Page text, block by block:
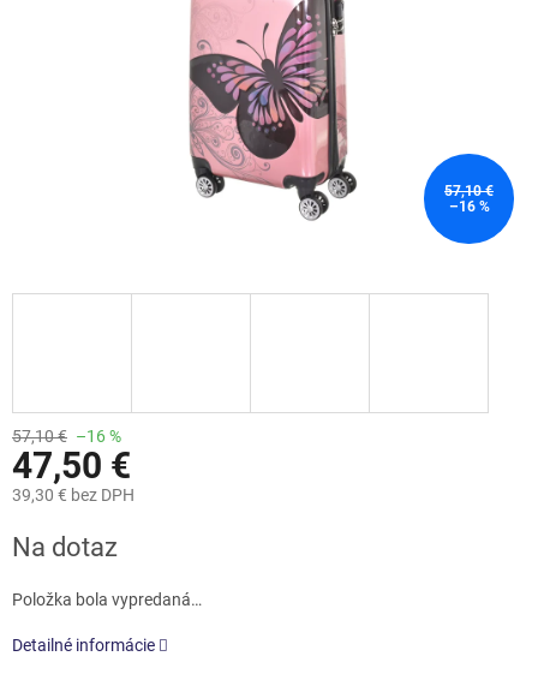
57,10 €
–16 %
57,10 € –16 %
47,50 €
39,30 € bez DPH
cena:
Na dotaz
Položka bola vypredaná…
Detailné informácie